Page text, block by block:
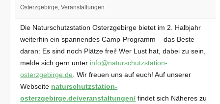
Osterzgebirge,Veranstaltungen
Die Naturschutzstation Osterzgebirge bietet im 2. Halbjahr
weiterhin ein spannendes Camp-Programm – das Beste
daran: Es sind noch Plätze frei! Wer Lust hat, dabei zu sein,
melde sich gern unter info@naturschutzstation-
osterzgebirge.de. Wir freuen uns auf euch! Auf unserer
Webseite naturschutzstation-
osterzgebirge.de/veranstaltungen/ findet sich Näheres zu